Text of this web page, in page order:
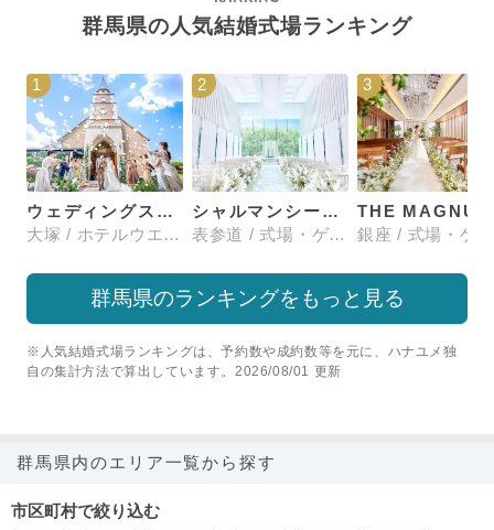
群馬県の人気結婚式場ランキング
1
ウェディングスホテル・ベルクラシック東京
大塚 / ホテルウエディング
2
シャルマンシーナTOKYO
表参道 / 式場・ゲストハウス
3
群馬県のランキングをもっと見る
※人気結婚式場ランキングは、予約数や成約数等を元に、ハナユメ独
自の集計方法で算出しています。2026/08/01 更新
群馬県内のエリア一覧から探す
市区町村で絞り込む